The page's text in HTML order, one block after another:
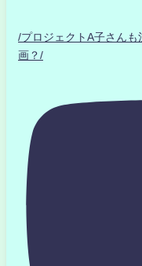
/プロジェクトA子さん
画？/